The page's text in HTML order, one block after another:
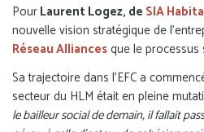
PourLaurent Logez, de SIA
nouvelle vision stratégique de
Réseau Alliancesque le processus
Sa trajectoire dans l’EFC a
secteur du HLM était en pleine
le bailleur social de demain, il fallait